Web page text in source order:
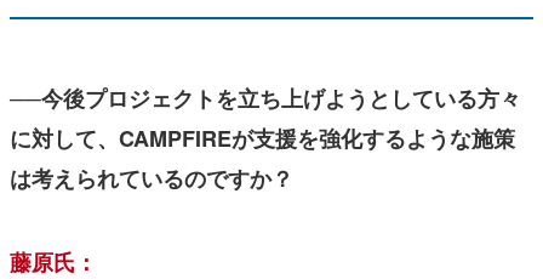
──今後プロジェクトを立ち上げようとしている方々
に対して、CAMPFIREが支援を強化するような施策
は考えられているのですか？
藤原氏：